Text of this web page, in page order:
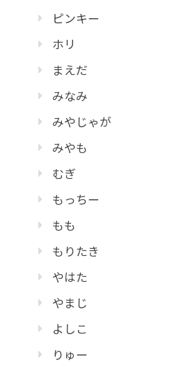
ピンキー
ホリ
まえだ
みなみ
みやじゃが
みやも
むぎ
もっちー
もも
もりたき
やはた
やまじ
よしこ
りゅー